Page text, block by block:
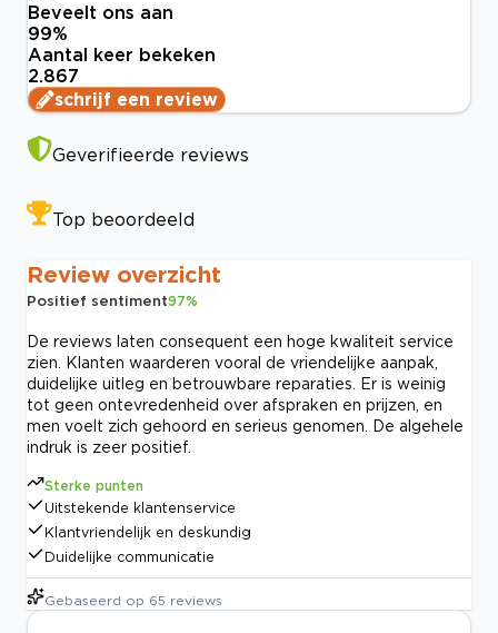
Beveelt ons aan
99%
Aantal keer bekeken
2.867
schrijf een review
Geverifieerde reviews
Top beoordeeld
Review overzicht
Positief sentiment97%
De reviews laten consequent een hoge kwaliteit service
zien. Klanten waarderen vooral de vriendelijke aanpak,
duidelijke uitleg en betrouwbare reparaties. Er is weinig
tot geen ontevredenheid over afspraken en prijzen, en
men voelt zich gehoord en serieus genomen. De algehele
indruk is zeer positief.
Sterke punten
Uitstekende klantenservice
Klantvriendelijk en deskundig
Duidelijke communicatie
Gebaseerd op 65 reviews